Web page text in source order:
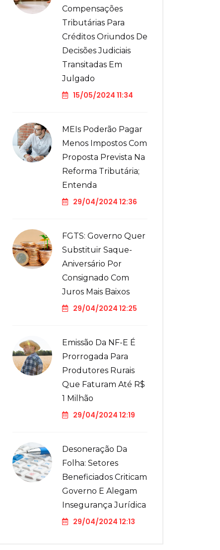
Compensações
Tributárias Para
Créditos Oriundos De
Decisões Judiciais
Transitadas Em
Julgado
15/05/2024 11:34
MEIs Poderão Pagar
Menos Impostos Com
Proposta Prevista Na
Reforma Tributária;
Entenda
29/04/2024 12:36
FGTS: Governo Quer
Substituir Saque-
Aniversário Por
Consignado Com
Juros Mais Baixos
29/04/2024 12:25
Emissão Da NF-E É
Prorrogada Para
Produtores Rurais
Que Faturam Até R$
1 Milhão
29/04/2024 12:19
Desoneração Da
Folha: Setores
Beneficiados Criticam
Governo E Alegam
Insegurança Jurídica
29/04/2024 12:13